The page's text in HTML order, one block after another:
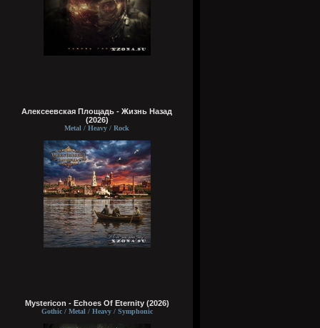
Алексеевская Площадь - Жизнь Назад
(2026)
Metal / Heavy / Rock
Mystericon - Echoes Of Eternity (2026)
Gothic / Metal / Heavy / Symphonic